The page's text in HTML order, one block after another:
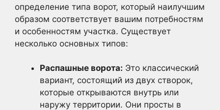
определение типа ворот, который наилучшим
образом соответствует вашим потребностям
и особенностям участка. Существует
несколько основных типов:
Распашные ворота: Это классический
вариант, состоящий из двух створок,
которые открываются внутрь или
наружу территории. Они просты в